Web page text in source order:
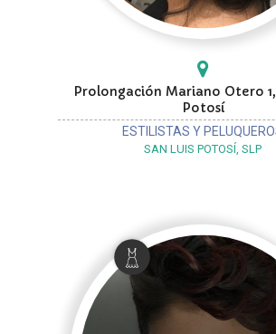
Prolongación Mariano Otero 1,
Potosí
ESTILISTAS Y
SAN LUIS POTOSÍ, SLP